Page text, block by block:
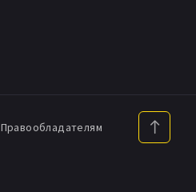
Правообладателям